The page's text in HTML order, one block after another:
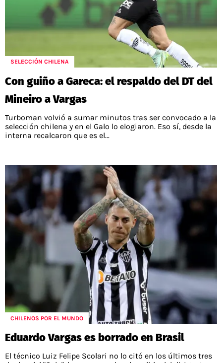
SELECCIÓN CHILENA
Con guiño a Gareca: el respaldo del DT del
Mineiro a Vargas
Turboman volvió a sumar minutos tras ser convocado a la
selección chilena y en el Galo lo elogiaron. Eso sí, desde la
interna recalcaron que es el...
CHILENOS POR EL MUNDO
Eduardo Vargas es borrado en Brasil
El técnico Luiz Felipe Scolari no lo citó en los últimos tres